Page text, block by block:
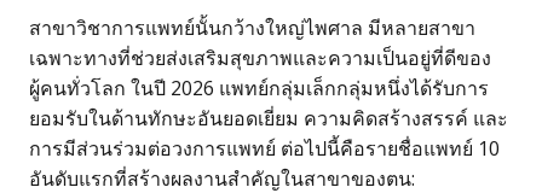
สาขาวิชาการแพทย์นั้นกว้างใหญ่ไพศาล มีหลายสาขา
เฉพาะทางที่ช่วยส่งเสริมสุขภาพและความเป็นอยู่ที่ดีของ
ผู้คนทั่วโลก ในปี 2026 แพทย์กลุ่มเล็กกลุ่มหนึ่งได้รับการ
ยอมรับในด้านทักษะอันยอดเยี่ยม ความคิดสร้างสรรค์ และ
การมีส่วนร่วมต่อวงการแพทย์ ต่อไปนี้คือรายชื่อแพทย์ 10
อันดับแรกที่สร้างผลงานสำคัญในสาขาของตน: